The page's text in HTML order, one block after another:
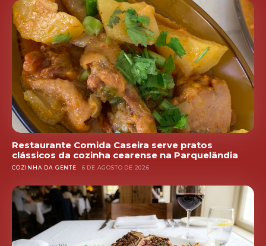
Restaurante Comida Caseira serve pratos
clássicos da cozinha cearense na Parquelândia
COZINHA DA GENTE 6 DE AGOSTO DE 2026